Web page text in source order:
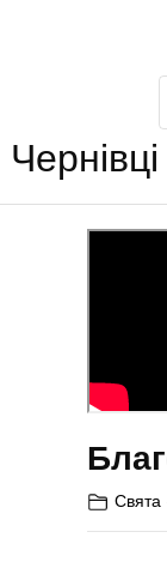
Свята